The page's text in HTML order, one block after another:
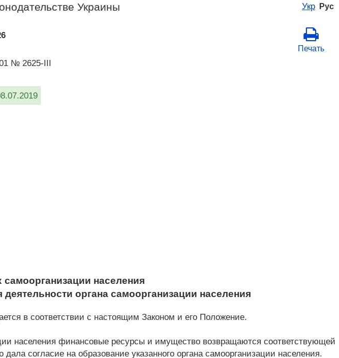
Укр Рус
Украины
Печать
№ 2625-III
самоорганизации населения
органа самоорганизации населения
в соответствии с настоящим Законом и его Положение.
населения финансовые ресурсы и имущество возвращаются соответствующей
согласие на образование указанного органа самоорганизации населения.